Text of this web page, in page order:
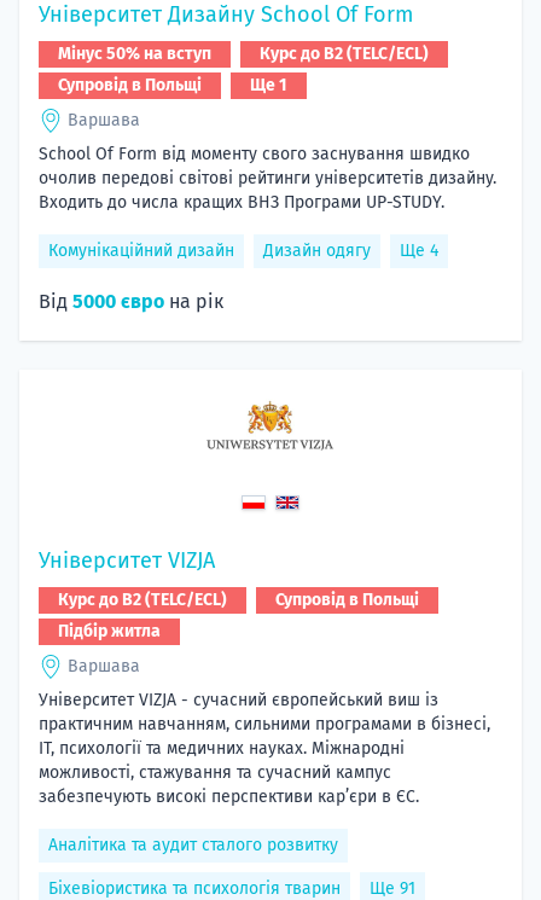
Університет Дизайну School Of Form
Мінус 50% на вступ
Курс до B2 (TELC/ECL)
Супровід в Польщі
Ще 1
Варшава
School Of Form від моменту свого заснування швидко
очолив передові світові рейтинги університетів дизайну.
Входить до числа кращих ВНЗ Програми UP-STUDY.
Комунікаційний дизайн Дизайн одягу Ще 4
Від 5000 євро на рік
Університет VIZJA
Курс до B2 (TELC/ECL)
Супровід в Польщі
Підбір житла
Варшава
Університет VIZJA - сучасний європейський виш із
практичним навчанням, сильними програмами в бізнесі,
ІТ, психології та медичних науках. Міжнародні
можливості, стажування та сучасний кампус
забезпечують високі перспективи кар’єри в ЄС.
Аналітика та аудит сталого розвитку
Біхевіористика та психологія тварин Ще 91